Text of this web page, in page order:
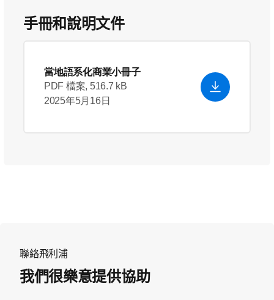
手冊和說明文件
當地語系化商業小冊子
PDF 檔案, 516.7 kB
2025年5月16日
聯絡飛利浦
我們很樂意提供協助